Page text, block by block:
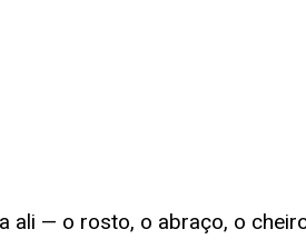
ali — o rosto, o abraço, o